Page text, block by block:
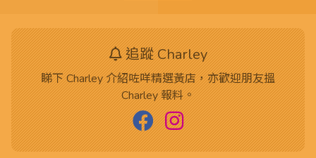
追蹤 Charley
睇下 Charley 介紹咗咩精選黃店，亦歡迎朋友搵
Charley 報料。